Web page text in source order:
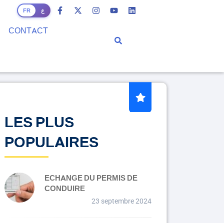
FR ع
CONTACT
LES PLUS
POPULAIRES
ECHANGE DU PERMIS DE
CONDUIRE
23 septembre 2024